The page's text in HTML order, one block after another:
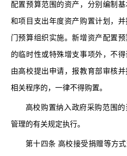
配置预算范围的资产，分别编制
和项目支出年度资产购置计划，
门预算组织实施。新增资产配置
的临时性或特殊增支事项外，不
由高校提出申请，报教育部审核
相关程序的，一律不得购置。
高校购置纳入政府采购范围
管理的有关规定执行。
第十四条 高校接受捐赠等方